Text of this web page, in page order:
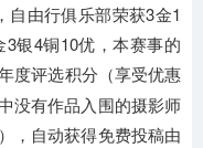
由行俱乐部荣获3金1
银4铜10优，本赛事的
度评选积分（享受优惠
没有作品入围的摄影师
，自动获得免费投稿由